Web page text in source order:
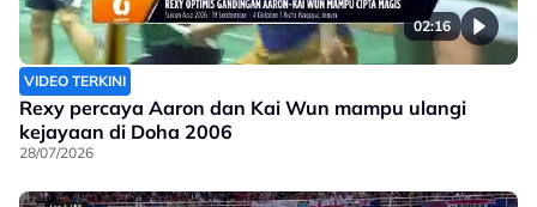
02:16
VIDEO TERKINI
Rexy percaya Aaron dan Kai Wun mampu ulangi
kejayaan di Doha 2006
28/07/2026